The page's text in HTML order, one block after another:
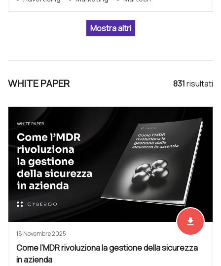
WHITE PAPER 831risultati
Scarica
file_download
18 Novembre 2025
Come l’MDR rivoluziona la gestione della sicurezza
in azienda